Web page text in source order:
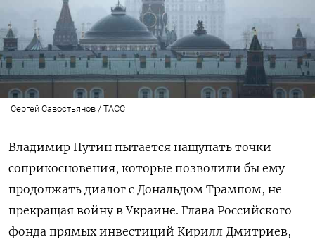
Сергей Савостьянов / ТАСС
Владимир Путин пытается нащупать точки
соприкосновения, которые позволили бы ему
продолжать диалог с Дональдом Трампом, не
прекращая войну в Украине. Глава Российского
фонда прямых инвестиций Кирилл Дмитриев,